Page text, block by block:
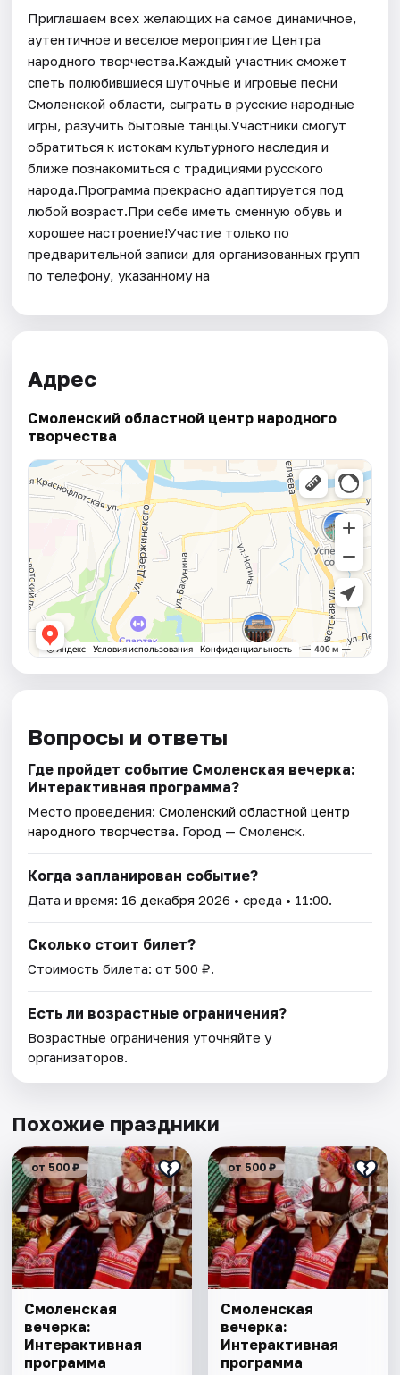
Приглашаем всех желающих на самое динамичное,
аутентичное и веселое мероприятие Центра
народного творчества.Каждый участник сможет
спеть полюбившиеся шуточные и игровые песни
Смоленской области, сыграть в русские народные
игры, разучить бытовые танцы.Участники смогут
обратиться к истокам культурного наследия и
ближе познакомиться с традициями русского
народа.Программа прекрасно адаптируется под
любой возраст.При себе иметь сменную обувь и
хорошее настроение!Участие только по
предварительной записи для организованных групп
по телефону, указанному на
Адрес
Смоленский областной центр народного
творчества
Вопросы и ответы
Где пройдет событие Смоленская вечерка:
Интерактивная программа?
Место проведения:Смоленский областной центр
народного творчества. Город — Смоленск.
Когда запланирован событие?
Дата и время: 16 декабря 2026 • среда • 11:00.
Сколько стоит билет?
Стоимость билета: от 500 ₽.
Есть ли возрастные ограничения?
Возрастные ограничения уточняйте у
организаторов.
Похожие праздники
от 500 ₽
Смоленская
вечерка:
Интерактивная
программа
от 500 ₽
Смоленская
вечерка:
Интерактивная
программа